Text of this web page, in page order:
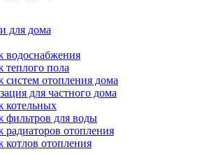
для дома
водоснабжения
пола
отопления дома
для частного дома
котельных
фильтров для воды
отопления
отопления